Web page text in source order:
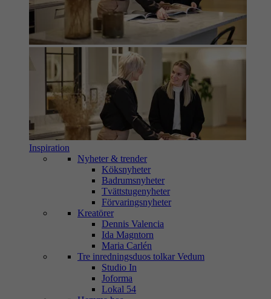
Inspiration
Nyheter & trender
Köksnyheter
Badrumsnyheter
Tvättstugenyheter
Förvaringsnyheter
Kreatörer
Dennis Valencia
Ida Magntorn
Maria Carlén
Tre inredningsduos tolkar Vedum
Studio In
Joforma
Lokal 54